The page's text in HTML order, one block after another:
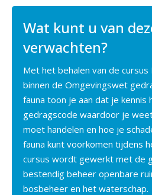
Wat kunt u van
verwachten?
Met het behalen van de
binnen de Omgevingswet
fauna toon je aan dat je kennis
gedragscode waardoor je
moet handelen en hoe je
fauna kunt voorkomen tijdens
cursus wordt gewerkt met de
bestendig beheer openbare
bosbeheer en het waterschap.